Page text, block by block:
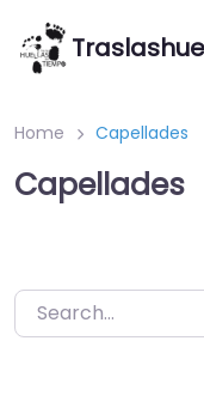
Saltar
contenido
Home Capellades
Capellades